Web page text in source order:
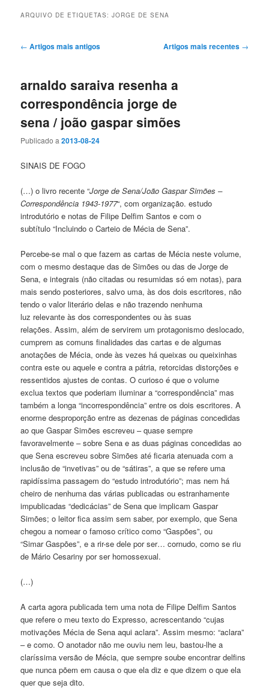
ARQUIVO DE ETIQUETAS:JORGE DE SENA
Navegação
← Artigos mais antigos Artigos mais recentes →
arnaldo saraiva resenha a
correspondência jorge de
sena / joão gaspar simões
Publicado a2013-08-24
SINAIS DE FOGO
(…) o livro recente “Jorge de Sena/João Gaspar Simões –
Correspondência 1943-1977“, com organização. estudo
introdutório e notas de Filipe Delfim Santos e com o
subtítulo “Incluindo o Carteio de Mécia de Sena”.
Percebe-se mal o que fazem as cartas de Mécia neste volume,
com o mesmo destaque das de Simões ou das de Jorge de
Sena, e integrais (não citadas ou resumidas só em notas), para
mais sendo posteriores, salvo uma, às dos dois escritores, não
tendo o valor literário delas e não trazendo nenhuma
luz relevante às dos correspondentes ou às suas
relações. Assim, além de servirem um protagonismo deslocado,
cumprem as comuns finalidades das cartas e de algumas
anotações de Mécia, onde às vezes há queixas ou queixinhas
contra este ou aquele e contra a pátria, retorcidas distorções e
ressentidos ajustes de contas. O curioso é que o volume
exclua textos que poderiam iluminar a “correspondência” mas
também a longa “incorrespondência” entre os dois escritores. A
enorme desproporção entre as dezenas de páginas concedidas
ao que Gaspar Simões escreveu – quase sempre
favoravelmente – sobre Sena e as duas páginas concedidas ao
que Sena escreveu sobre Simões até ficaria atenuada com a
inclusão de “invetivas” ou de “sátiras”, a que se refere uma
rapidíssima passagem do “estudo introdutório”; mas nem há
cheiro de nenhuma das várias publicadas ou estranhamente
impublicadas “dedicácias” de Sena que implicam Gaspar
Simões; o leitor fica assim sem saber, por exemplo, que Sena
chegou a nomear o famoso crítico como “Gaspões”, ou
“Simar Gaspões”, e a rir-se dele por ser… cornudo, como se riu
de Mário Cesariny por ser homossexual.
(…)
A carta agora publicada tem uma nota de Filipe Delfim Santos
que refere o meu texto do Expresso, acrescentando “cujas
motivações Mécia de Sena aqui aclara”. Assim mesmo: “aclara”
– e como. O anotador não me ouviu nem leu, bastou-lhe a
claríssima versão de Mécia, que sempre soube encontrar delfins
que nunca põem em causa o que ela diz e que dizem o que ela
quer que seja dito.